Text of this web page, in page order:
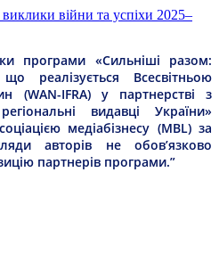
війни та успіхи 2025–
програми «Сильніші разом:
реалізується Всесвітньою
(WAN-IFRA) у партнерстві з
видавці України»
медіабізнесу (MBL) за
авторів не обов’язково
партнерів програми.”